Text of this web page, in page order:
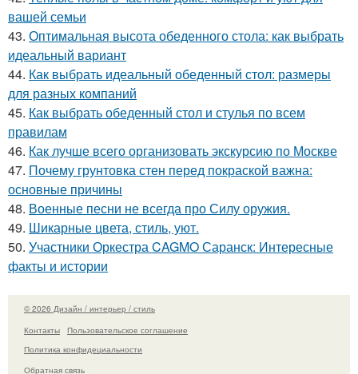
вашей семьи
43. Оптимальная высота обеденного стола: как выбрать
идеальный вариант
44. Как выбрать идеальный обеденный стол: размеры
для разных компаний
45. Как выбрать обеденный стол и стулья по всем
правилам
46. Как лучше всего организовать экскурсию по Москве
47. Почему грунтовка стен перед покраской важна:
основные причины
48. Военные песни не всегда про Силу оружия.
49. Шикарные цвета, стиль, уют.
50. Участники Оркестра CAGMO Саранск: Интересные
факты и истории
© 2026 Дизайн / интерьер / стиль
Контакты
Пользовательское соглашение
Политика конфидециальности
Обратная связь